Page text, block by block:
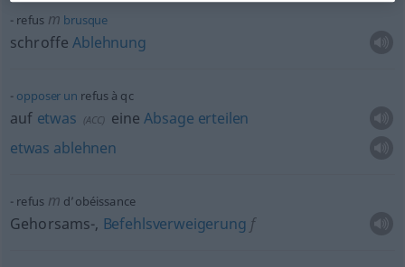
refusm brusque
schroffeAblehnung
opposer un refus à qc
auf etwas (ACC) eineAbsage erteilen
etwas ablehnen
refusm d’obéissance
Gehorsams-, Befehlsverweigerung f